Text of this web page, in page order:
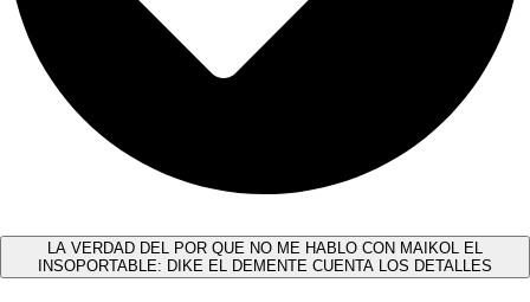
LA VERDAD DEL POR QUE NO ME HABLO CON MAIKOL EL
INSOPORTABLE: DIKE EL DEMENTE CUENTA LOS DETALLES